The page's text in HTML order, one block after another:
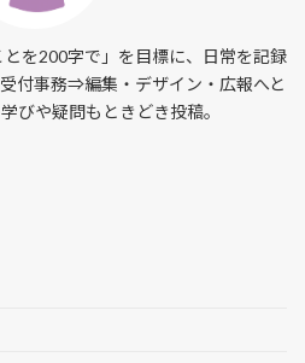
を200字で」を目標に、日常を記録
付事務⇒編集・デザイン・広報へと
びや疑問もときどき投稿。